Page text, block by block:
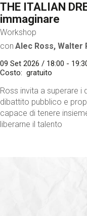
THE ITALIAN
immaginare
Workshop
con Alec Ross, Walter
09 Set 2026 / 18:00 -
Costo
gratuito
Ross invita a superare i
dibattito pubblico e
capace di tenere
liberarne il talento